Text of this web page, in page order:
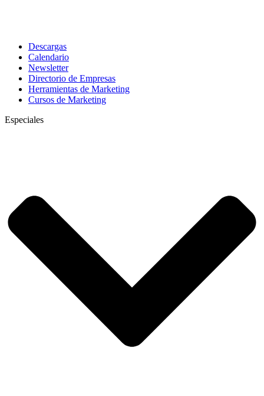
Descargas
Calendario
Newsletter
Directorio de Empresas
Herramientas de Marketing
Cursos de Marketing
Especiales